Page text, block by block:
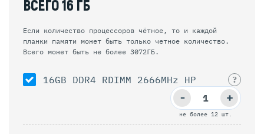
ВСЕГО16 ГБ
Если количество процессоров чётное, то и каждой
планки памяти может быть только четное количество.
Всего может быть не более 3072ГБ.
16GB DDR4 RDIMM 2666MHz HP ?
не более 12 шт.
+
-